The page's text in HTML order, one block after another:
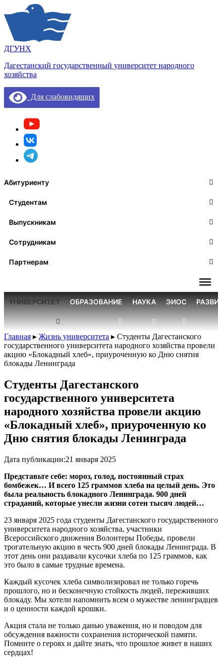
ДГУНХ
Дагестанский государственный университет народного
хозяйства
Для слабовидящих
Абитуриенту
Студентам
Выпускникам
Сотрудникам
Партнерам
УНИВЕРСИТЕТ ОБРАЗОВАНИЕ НАУКА ЭИОС
Главная ▸ Жизнь университета ▸ Студенты Дагестанского
государственного университета народного хозяйства провели
акцию «Блокадный хлеб», приуроченную ко Дню снятия
блокады Ленинграда
Студенты Дагестанского
государственного университета
народного хозяйства провели акцию
«Блокадный хлеб», приуроченную ко
Дню снятия блокады Ленинграда
Дата публикации:21 января 2025
Представьте себе: мороз, голод, постоянный страх
бомбежек… И всего 125 граммов хлеба на целый день. Это
была реальность блокадного Ленинграда. 900 дней
страданий, которые унесли жизни сотен тысяч людей…
23 января 2025 года студенты Дагестанского государственного
университета народного хозяйства, участники
Всероссийского движения Волонтеры Победы, провели
трогательную акцию в честь 900 дней блокады Ленинграда. В
этот день они раздавали кусочки хлеба по 125 граммов, как
это было в самые трудные времена.
Каждый кусочек хлеба символизировал не только горечь
прошлого, но и бесконечную стойкость людей, переживших
блокаду. Мы хотели напомнить всем о мужестве ленинградцев
и о ценности каждой крошки.
Акция стала не только данью уважения, но и поводом для
обсуждения важности сохранения исторической памяти.
Помните о героях и дайте знать, что прошлое живет в наших
сердцах!